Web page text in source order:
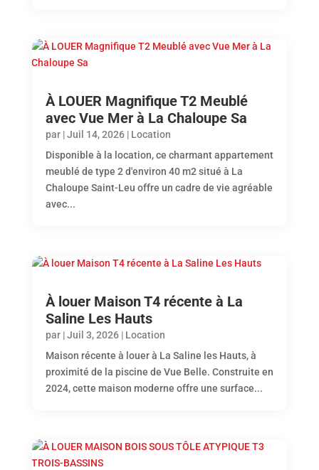
À LOUER Magnifique T2 Meublé
avec Vue Mer à La Chaloupe Sa
par |Juil 14, 2026| Location
Disponible à la location, ce charmant appartement
meublé de type 2 d'environ 40 m2 situé à La
Chaloupe Saint-Leu offre un cadre de vie agréable
avec...
À louer Maison T4 récente à La
Saline Les Hauts
par |Juil 3, 2026| Location
Maison récente à louer à La Saline les Hauts, à
proximité de la piscine de Vue Belle. Construite en
2024, cette maison moderne offre une surface...